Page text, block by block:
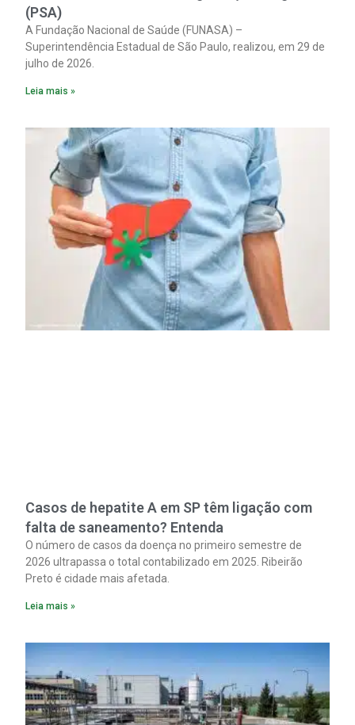
(PSA)
A Fundação Nacional de Saúde (FUNASA) –
Superintendência Estadual de São Paulo, realizou, em 29 de
julho de 2026.
Leia mais »
Casos de hepatite A em SP têm ligação com
falta de saneamento? Entenda
O número de casos da doença no primeiro semestre de
2026 ultrapassa o total contabilizado em 2025. Ribeirão
Preto é cidade mais afetada.
Leia mais »